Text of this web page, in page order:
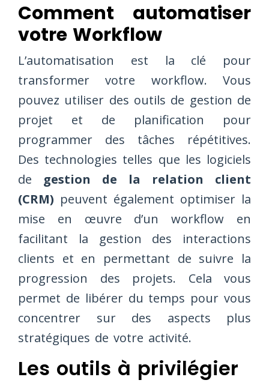
Comment automatiser
votre Workflow
L’automatisation est la clé pour
transformer votre workflow. Vous
pouvez utiliser des outils de gestion de
projet et de planification pour
programmer des tâches répétitives.
Des technologies telles que les logiciels
de gestion de la relation client
(CRM) peuvent également optimiser la
mise en œuvre d’un workflow en
facilitant la gestion des interactions
clients et en permettant de suivre la
progression des projets. Cela vous
permet de libérer du temps pour vous
concentrer sur des aspects plus
stratégiques de votre activité.
Les outils à privilégier